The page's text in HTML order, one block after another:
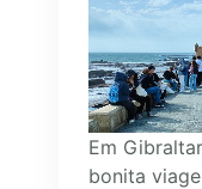
Em
bonita